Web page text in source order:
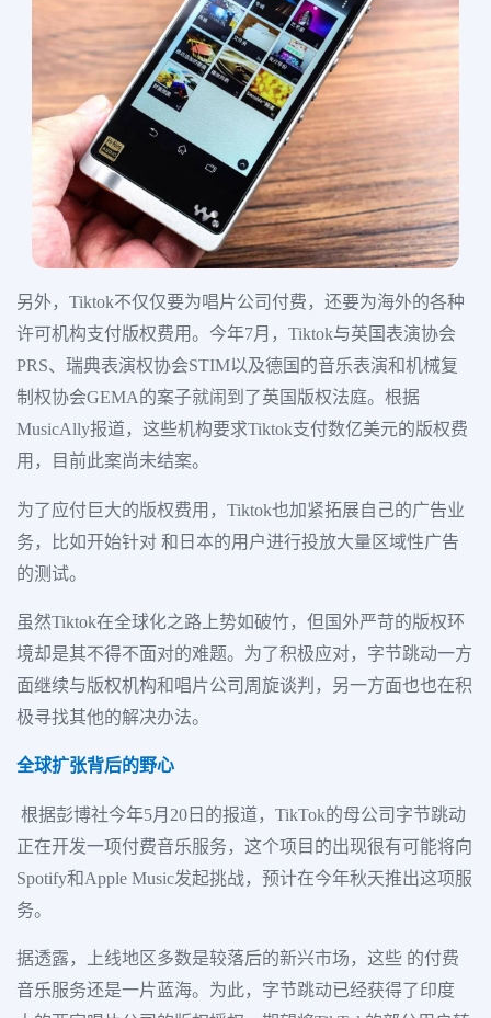
另外，Tiktok不仅仅要为唱片公司付费，还要为海外的各种
许可机构支付版权费用。今年7月，Tiktok与英国表演协会
PRS、瑞典表演权协会STIM以及德国的音乐表演和机械复
制权协会GEMA的案子就闹到了英国版权法庭。根据
MusicAlly报道，这些机构要求Tiktok支付数亿美元的版权费
用，目前此案尚未结案。
为了应付巨大的版权费用，Tiktok也加紧拓展自己的广告业
务，比如开始针对 和日本的用户进行投放大量区域性广告
的测试。
虽然Tiktok在全球化之路上势如破竹，但国外严苛的版权环
境却是其不得不面对的难题。为了积极应对，字节跳动一方
面继续与版权机构和唱片公司周旋谈判，另一方面也也在积
极寻找其他的解决办法。
全球扩张背后的野心
根据彭博社今年5月20日的报道，TikTok的母公司字节跳动
正在开发一项付费音乐服务，这个项目的出现很有可能将向
Spotify和Apple Music发起挑战，预计在今年秋天推出这项服
务。
据透露，上线地区多数是较落后的新兴市场，这些 的付费
音乐服务还是一片蓝海。为此，字节跳动已经获得了印度